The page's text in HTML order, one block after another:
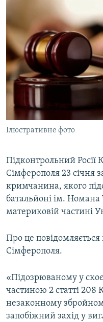
СПЕЦПРОЕКТИ
ДЕПОРТАЦІЯ
ВІДЕОУРОКИ «ELIFBE»
СВІДЧЕННЯ ОКУПАЦІЇ
УКРАЇНСЬКА ПРОБЛЕМА
ІНФОГРАФІКА
ЯК ОБІЙТИ
Русский
Qırımtatar
ДОЛУЧАЙСЯ!
Усі сайти RFE/RL
Ілюстративне фото
Підконтрольний Росії
Сімферополя 23 січня
кримчанина, якого
батальйоні ім.
материковій частині
Про це повідомляється
Сімферополя.
«Підозрюваному у
частиною 2 статті 208
незаконному
запобіжний захід у